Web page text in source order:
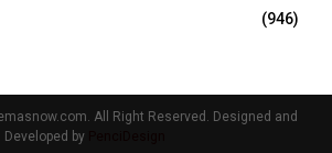
(946)
All Right Reserved. Designed and
Developed by